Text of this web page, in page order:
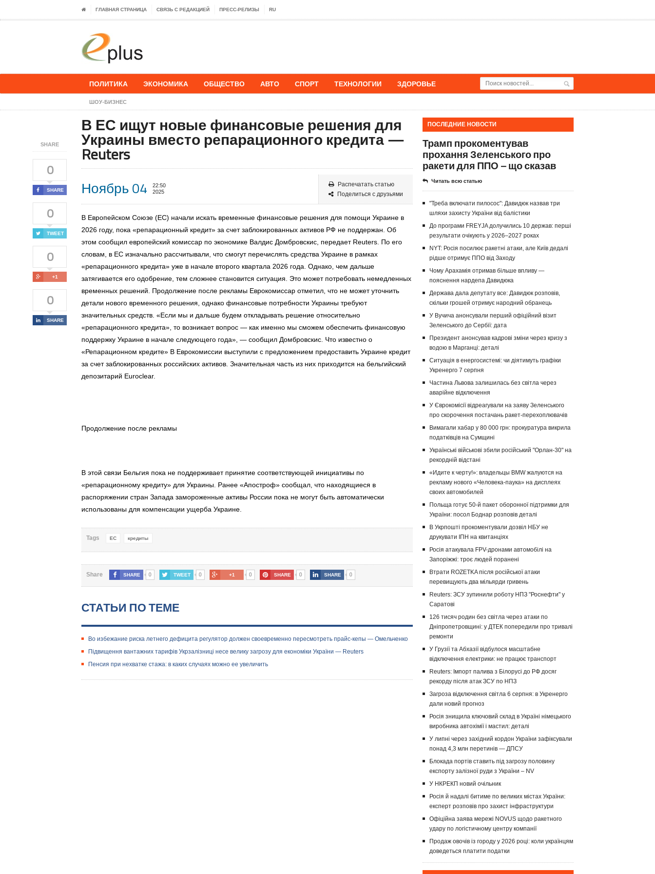
ГЛАВНАЯ СТРАНИЦА СВЯЗЬ С РЕДАКЦИЕЙ ПРЕСС-РЕЛИЗЫ RU
ПОЛИТИКА ЭКОНОМИКА ОБЩЕСТВО АВТО СПОРТ ТЕХНОЛОГИИ ЗДОРОВЬЕ
ШОУ-БИЗНЕС
SHARE
0
SHARE
0
TWEET
0
+1
0
SHARE
В ЕС ищут новые финансовые решения для
Украины вместо репарационного кредита —
Reuters
Ноябрь 04
22:50
2025
Распечатать статью
Поделиться с друзьями
В Европейском Союзе (ЕС) начали искать временные финансовые решения для помощи Украине в
2026 году, пока «репарационный кредит» за счет заблокированных активов РФ не поддержан. Об
этом сообщил европейский комиссар по экономике Валдис Домбровскис, передает Reuters. По его
словам, в ЕС изначально рассчитывали, что смогут перечислять средства Украине в рамках
«репарационного кредита» уже в начале второго квартала 2026 года. Однако, чем дальше
затягивается его одобрение, тем сложнее становится ситуация. Это может потребовать немедленных
временных решений. Продолжение после рекламы Еврокомиссар отметил, что не может уточнить
детали нового временного решения, однако финансовые потребности Украины требуют
значительных средств. «Если мы и дальше будем откладывать решение относительно
«репарационного кредита», то возникает вопрос — как именно мы сможем обеспечить финансовую
поддержку Украине в начале следующего года», — сообщил Домбровскис. Что известно о
«Репарационном кредите» В Еврокомиссии выступили с предложением предоставить Украине кредит
за счет заблокированных российских активов. Значительная часть из них приходится на бельгийский
депозитарий Euroclear.
Продолжение после рекламы
В этой связи Бельгия пока не поддерживает принятие соответствующей инициативы по
«репарационному кредиту» для Украины. Ранее «Апостроф» сообщал, что находящиеся в
распоряжении стран Запада замороженные активы России пока не могут быть автоматически
использованы для компенсации ущерба Украине.
Tags ЕС кредиты
Share SHARE 0 TWEET 0 +1 0 SHARE 0 SHARE 0
СТАТЬИ ПО ТЕМЕ
Во избежание риска летнего дефицита регулятор должен своевременно пересмотреть прайс-кепы — Омельченко
Підвищення вантажних тарифів Укрзалізниці несе велику загрозу для економіки України — Reuters
Пенсия при нехватке стажа: в каких случаях можно ее увеличить
ПОСЛЕДНИЕ НОВОСТИ
Трамп прокоментував
прохання Зеленського про
ракети для ППО – що сказав
Читать всю статью
"Треба включати пилосос": Давидюк назвав три
шляхи захисту України від балістики
До програми FREYJA долучились 10 держав: перші
результати очікують у 2026–2027 роках
NYT: Росія посилює ракетні атаки, але Київ дедалі
рідше отримує ППО від Заходу
Чому Арахамія отримав більше впливу —
пояснення нардепа Давидюка
Держава дала депутату все: Давидюк розповів,
скільки грошей отримує народний обранець
У Вучича анонсували перший офіційний візит
Зеленського до Сербії: дата
Президент анонсував кадрові зміни через кризу з
водою в Марганці: деталі
Ситуація в енергосистемі: чи діятимуть графіки
Укренерго 7 серпня
Частина Львова залишилась без світла через
аварійне відключення
У Єврокомісії відреагували на заяву Зеленського
про скорочення постачань ракет-перехоплювачів
Вимагали хабар у 80 000 грн: прокуратура викрила
податківців на Сумщині
Українські військові збили російський "Орлан-30" на
рекордній відстані
«Идите к черту!»: владельцы BMW жалуются на
рекламу нового «Человека-паука» на дисплеях
своих автомобилей
Польща готує 50-й пакет оборонної підтримки для
України: посол Боднар розповів деталі
В Укрпошті прокоментували дозвіл НБУ не
друкувати ІПН на квитанціях
Росія атакувала FPV-дронами автомобілі на
Запоріжжі: троє людей поранені
Втрати ROZETKA після російської атаки
перевищують два мільярди гривень
Reuters: ЗСУ зупинили роботу НПЗ "Роснефти" у
Саратові
126 тисяч родин без світла через атаки по
Дніпропетровщині: у ДТЕК попередили про тривалі
ремонти
У Грузії та Абхазії відбулося масштабне
відключення електрики: не працює транспорт
Reuters: Імпорт палива з Білорусі до РФ досяг
рекорду після атак ЗСУ по НПЗ
Загроза відключення світла 6 серпня: в Укренерго
дали новий прогноз
Росія знищила ключовий склад в Україні німецького
виробника автохімії і мастил: деталі
У липні через західний кордон України зафіксували
понад 4,3 млн перетинів — ДПСУ
Блокада портів ставить під загрозу половину
експорту залізної руди з України – NV
У НКРЕКП новий очільник
Росія й надалі битиме по великих містах України:
експерт розповів про захист інфраструктури
Офіційна заява мережі NOVUS щодо ракетного
удару по логістичному центру компанії
Продаж овочів із городу у 2026 році: коли українцям
доведеться платити податки